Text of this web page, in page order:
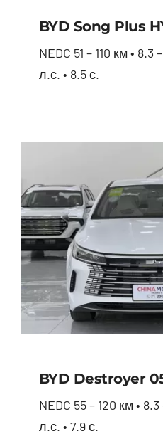
BYD Song Plus
NEDC 51 – 110 км • 8.3
л.с. • 8.5 с.
BYD Destroyer
NEDC 55 – 120 км •
л.с. • 7.9 с.